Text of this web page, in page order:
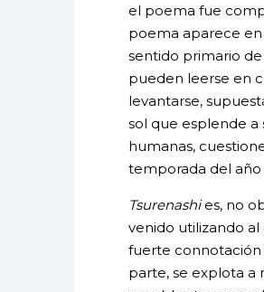
el poema fue
poema aparece
sentido primario de
pueden leerse en
levantarse,
sol que esplende a
humanas,
temporada del año
Tsurenashies, no
venido utilizando
fuerte connotación
parte, se explota a